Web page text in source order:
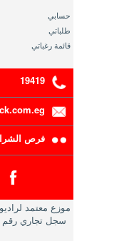
حسابي
طلباتي
قائمة رغباتي
19419
فرص
موزع معتمد